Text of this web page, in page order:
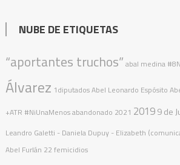
NUBE DE ETIQUETAS
“aportantes truchos” abal medina #8N
Álvarez 1diputadosAbel Leonardo Espósito
+ATR #NiUnaMenosabandonado 2021 20199 de
Leandro Galetti - Daniela Dupuy - Elizabeth
Abel Furlán 22 femicidios